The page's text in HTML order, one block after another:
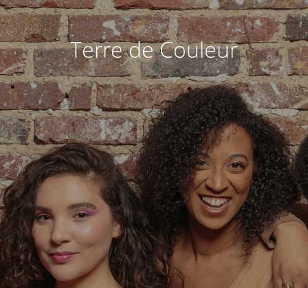
Terre de Couleur